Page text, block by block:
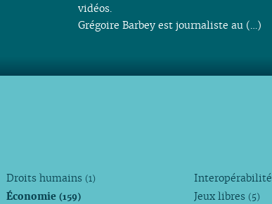
vidéos.
Grégoire Barbey est journaliste au (…)
Droits humains (1)
Économie(159)
Interopérabilité
Jeux libres (5)